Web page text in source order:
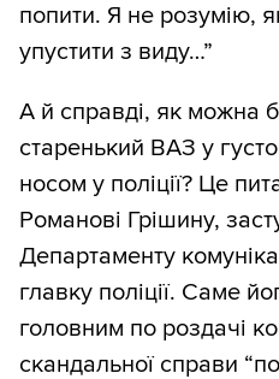
попити. Я не розумію,
упустити з виду…”
А й справді, як можна
старенький ВАЗ у
носом у поліції? Це
Романові Грішину,
Департаменту
главку поліції. Саме
головним по роздачі
скандальної справи